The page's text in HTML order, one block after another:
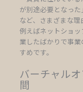
が別途必要となった」
など、さまざまな理
例えばネットショ
業したばかりで事
すめです。
バーチャル
間